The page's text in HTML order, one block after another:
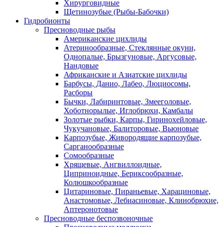
Хирурговидные
Щетинозубые (Рыбы-Бабочки)
Гидробионты
Пресноводные рыбы
Американские цихлиды
Атеринообразные, Стеклянные окуни,
Однопалые, Брызгуновые, Аргусовые,
Нандовые
Африканские и Азиатские цихлиды
Барбусы, Данио, Лабео, Люциосомы,
Расборы
Бычки, Лабиринтовые, Змееголовые,
Хоботнорылые, Иглобрюхи, Камбалы
Золотые рыбки, Карпы, Гиринохейловые,
Чукучановые, Балиторовые, Вьюновые
Карпозубые, Живородящие карпозубые,
Сарганообразные
Сомообразные
Хрящевые, Ангвиллоидные,
Циприноидные, Бериксообразные,
Колюшкообразные
Цитариновые, Пираньевые, Харациновые,
Анастомовые, Лебиасиновые, Клинобрюхие,
Аптеронотовые
Пресноводные беспозвоночные